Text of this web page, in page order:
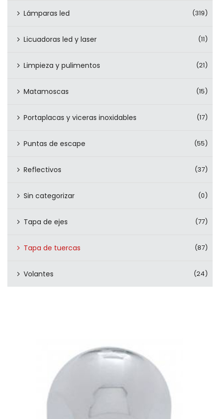
Lámparas led (319)
Licuadoras led y laser (11)
Limpieza y pulimentos (21)
Matamoscas (15)
Portaplacas y viceras inoxidables (17)
Puntas de escape (55)
Reflectivos (37)
Sin categorizar (0)
Tapa de ejes (77)
Tapa de tuercas (87)
Volantes (24)